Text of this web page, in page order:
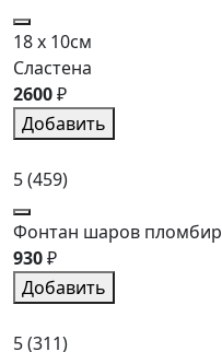
18 x 10см
Сластена
2600₽
Добавить
5(459)
Фонтан шаров пломбир
930₽
Добавить
5(311)